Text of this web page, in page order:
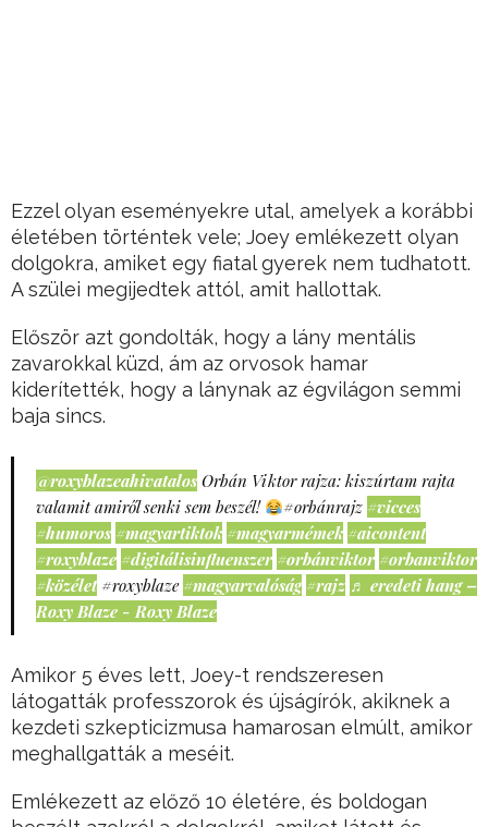
Ezzel olyan eseményekre utal, amelyek a korábbi
életében történtek vele; Joey emlékezett olyan
dolgokra, amiket egy fiatal gyerek nem tudhatott.
A szülei megijedtek attól, amit hallottak.
Először azt gondolták, hogy a lány mentális
zavarokkal küzd, ám az orvosok hamar
kiderítették, hogy a lánynak az égvilágon semmi
baja sincs.
@roxyblazeahivatalos Orbán Viktor rajza: kiszúrtam rajta
valamit amiről senki sem beszél!
#orbánrajz #vicces
#humoros #magyartiktok #magyarmémek #aicontent
#roxyblaze #digitálisinfluenszer #orbánviktor #orbanviktor
#közélet #roxyblaze #magyarvalóság #rajz ♬ eredeti hang –
Roxy Blaze - Roxy Blaze
Amikor 5 éves lett, Joey-t rendszeresen
látogatták professzorok és újságírók, akiknek a
kezdeti szkepticizmusa hamarosan elmúlt, amikor
meghallgatták a meséit.
Emlékezett az előző 10 életére, és boldogan